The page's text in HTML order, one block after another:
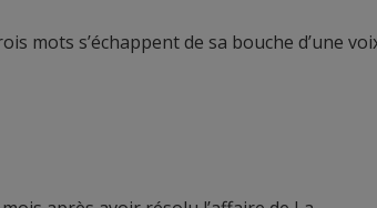
mots s’échappent de sa bouche d’une